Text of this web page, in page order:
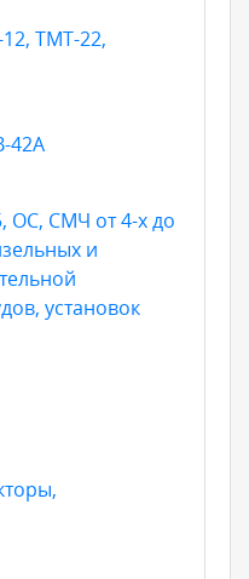
ТМТ-22,
42А
ОС, СМЧ от 4-х до
и
установок